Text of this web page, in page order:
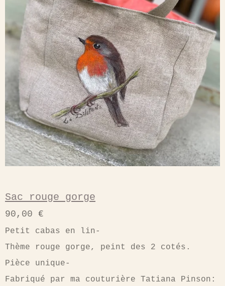
Sac rouge gorge
90,00 €
Petit cabas en lin-
Thème rouge gorge, peint des 2 cotés.
Pièce unique-
Fabriqué par ma couturière Tatiana Pinson: